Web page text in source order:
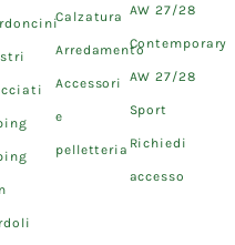
Calzatura
Arredamento
Accessori
e
pelletteria
AW 27/28
Contemporary
AW 27/28
Sport
Richiedi
accesso